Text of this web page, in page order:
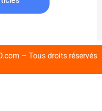
– Tous droits réservés